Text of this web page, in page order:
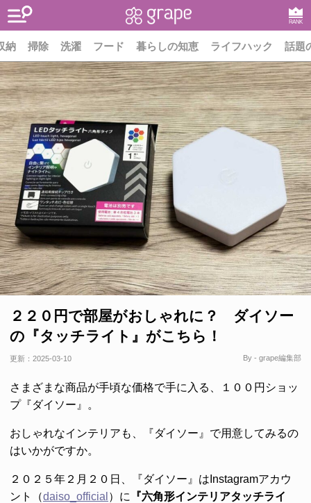
RANK
納 掃除 洗濯 フード 暮らしの知恵 ライフハック 話題
２２０円で部屋がおしゃれに？ ダイソー
の『タッチライト』がこちら！
更新： 2025-03-10 By - grape編集部
さまざまな商品が手頃な価格で手に入る、１００円ショッ
プ『ダイソー』。
おしゃれなインテリアも、『ダイソー』で用意してみるの
はいかがですか。
２０２５年２月２０日、『ダイソー』はInstagramアカウ
ント（daiso_official ）に
『六角形インテリアタッチライ